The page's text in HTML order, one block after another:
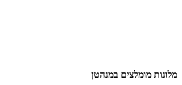
מלונות מומלצים במנהטן